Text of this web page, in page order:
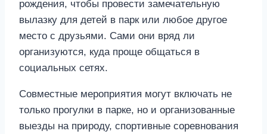
рождения, чтобы провести замечательную
вылазку для детей в парк или любое другое
место с друзьями. Сами они вряд ли
организуются, куда проще общаться в
социальных сетях.
Совместные мероприятия могут включать не
только прогулки в парке, но и организованные
выезды на природу, спортивные соревнования